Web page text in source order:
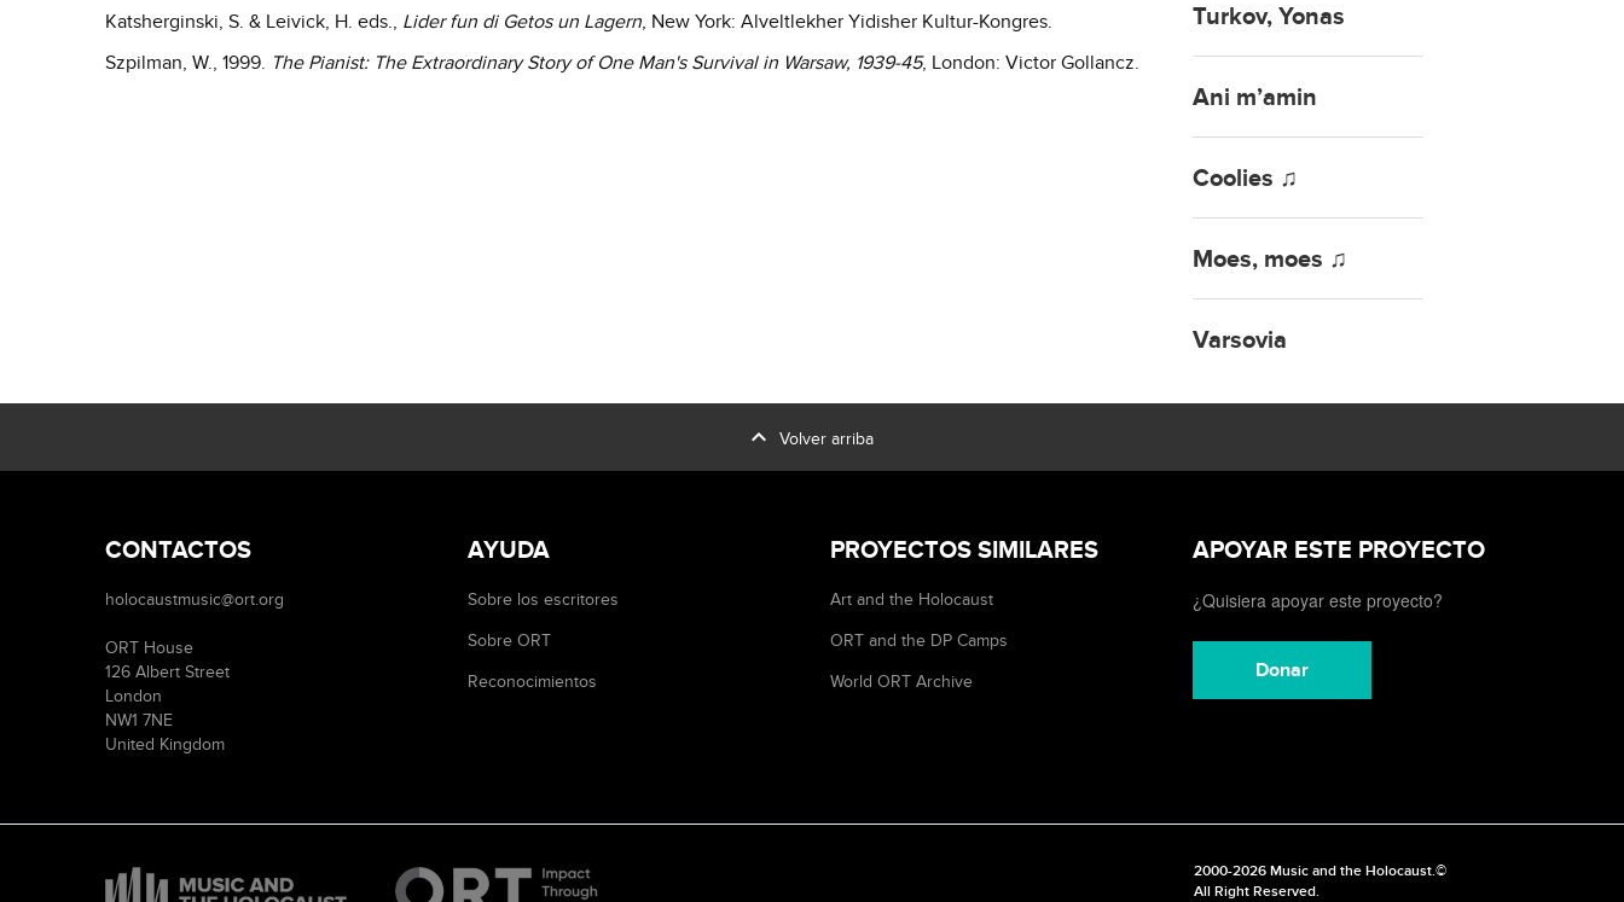
Katsherginski, S. & Leivick, H. eds., Lider fun di Getos un Lagern, New York: Alveltlekher Yidisher Kultur-Kongres.
Szpilman, W., 1999. The Pianist: The Extraordinary Story of One Man's Survival in Warsaw, 1939-45, London: Victor Gollancz.
Turkov, Yonas
Ani m’amin
Coolies ♫
Moes, moes ♫
Varsovia
expand_less Volver arriba
CONTACTOS
holocaustmusic@ort.org
ORT House
126 Albert Street
London
NW1 7NE
United Kingdom
AYUDA
Sobre los escritores
Sobre ORT
Reconocimientos
PROYECTOS SIMILARES
Art and the Holocaust
ORT and the DP Camps
World ORT Archive
APOYAR ESTE PROYECTO
¿Quisiera apoyar este proyecto?
Donar
2000-2026 Music and the Holocaust.©
All Right Reserved.